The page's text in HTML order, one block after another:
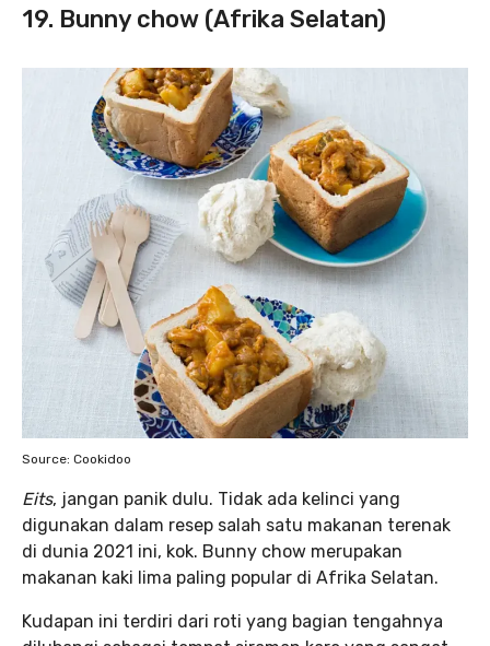
19. Bunny chow (Afrika Selatan)
Source: Cookidoo
Eits, jangan panik dulu. Tidak ada kelinci yang
digunakan dalam resep salah satu makanan terenak
di dunia 2021 ini, kok. Bunny chow merupakan
makanan kaki lima paling popular di Afrika Selatan.
Kudapan ini terdiri dari roti yang bagian tengahnya